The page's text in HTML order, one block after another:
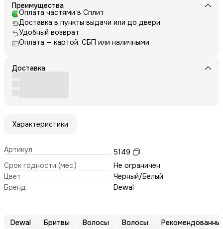
Преимущества
Оплата частями в Сплит
Доставка в пункты выдачи или до двери
Удобный возврат
Оплата — картой, СБП или наличными
Доставка
Характеристики
Артикул
5149
Срок годности (мес.)
Не ограничен
Цвет
Черный/Белый
Бренд
Dewal
Dewal Бритвы Волосы Волосы